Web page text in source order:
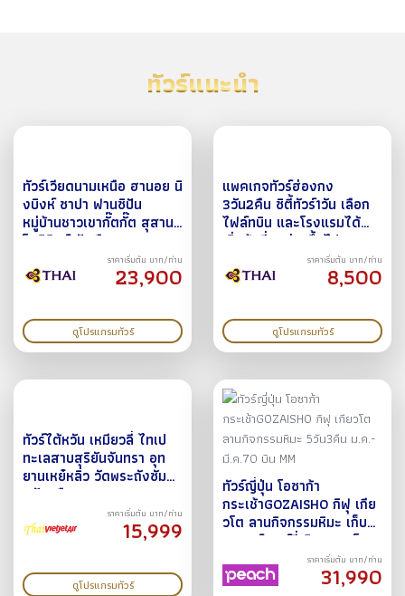
ทัวร์แนะนำ
ทัวร์เวียดนามเหนือ ฮานอย นิ
งบิงห์ ซาปา ฟานซิปัน
หมู่บ้านชาวเขากั๊ตกั๊ต สุสาน
โฮจิมินห์ นังเรือพายฮาลอง
บก 4 วัน 3 คืน ธ.ค. 68
ราคาเริ่มต้น บาท/ท่าน
23,900
ดูโปรแกรมทัวร์
แพคเกจทัวร์ฮ่องกง
3วัน2คืน ซิตี้ทัวร์1วัน เลือก
ไฟล์ทบิน และโรงแรมได้
เริ่มต้นที่ 2 ท่านขึ้นไป
ราคาเริ่มต้น บาท/ท่าน
8,500
ดูโปรแกรมทัวร์
ทัวร์ไต้หวัน เหมียวลี่ ไทเป
ทะเลสาบสุริยันจันทรา อุท
ยานเหย๋หลิ่ว วัดพระถังซัมจัง
4วัน3คืน พ.ค.-ก.ย.68
ราคาเริ่มต้น บาท/ท่าน
15,999
ดูโปรแกรมทัวร์
ทัวร์ญี่ปุ่น โอซาก้า
กระเช้าGOZAISHO กิฟุ เกีย
วโต ลานกิจกรรมหิมะ เก็บ
สตรอว์เบอร์รี่ ชิราคาวาโกะ
วัดคิโยมิสึ ถนนสายกาน้ำชา
ชินไซบาชิ ศาลเจ้านัมบะ
ราคาเริ่มต้น บาท/ท่าน
31,990